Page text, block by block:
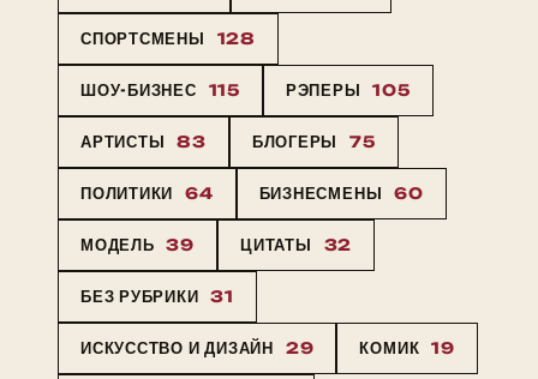
СПОРТСМЕНЫ 128
ШОУ-БИЗНЕС 115 РЭПЕРЫ 105
АРТИСТЫ 83 БЛОГЕРЫ 75
ПОЛИТИКИ 64 БИЗНЕСМЕНЫ 60
МОДЕЛЬ 39 ЦИТАТЫ 32
БЕЗ РУБРИКИ 31
ИСКУССТВО И ДИЗАЙН 29 КОМИК 19